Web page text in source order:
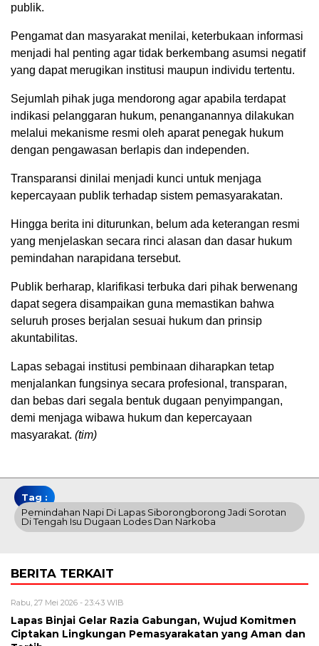
publik.
Pengamat dan masyarakat menilai, keterbukaan informasi
menjadi hal penting agar tidak berkembang asumsi negatif
yang dapat merugikan institusi maupun individu tertentu.
Sejumlah pihak juga mendorong agar apabila terdapat
indikasi pelanggaran hukum, penanganannya dilakukan
melalui mekanisme resmi oleh aparat penegak hukum
dengan pengawasan berlapis dan independen.
Transparansi dinilai menjadi kunci untuk menjaga
kepercayaan publik terhadap sistem pemasyarakatan.
Hingga berita ini diturunkan, belum ada keterangan resmi
yang menjelaskan secara rinci alasan dan dasar hukum
pemindahan narapidana tersebut.
Publik berharap, klarifikasi terbuka dari pihak berwenang
dapat segera disampaikan guna memastikan bahwa
seluruh proses berjalan sesuai hukum dan prinsip
akuntabilitas.
Lapas sebagai institusi pembinaan diharapkan tetap
menjalankan fungsinya secara profesional, transparan,
dan bebas dari segala bentuk dugaan penyimpangan,
demi menjaga wibawa hukum dan kepercayaan
masyarakat. (tim)
Tag :
Pemindahan Napi Di Lapas Siborongborong Jadi Sorotan
Di Tengah Isu Dugaan Lodes Dan Narkoba
BERITA TERKAIT
Rabu, 27 Mei 2026 - 23:43 WIB
Lapas Binjai Gelar Razia Gabungan, Wujud Komitmen
Ciptakan Lingkungan Pemasyarakatan yang Aman dan